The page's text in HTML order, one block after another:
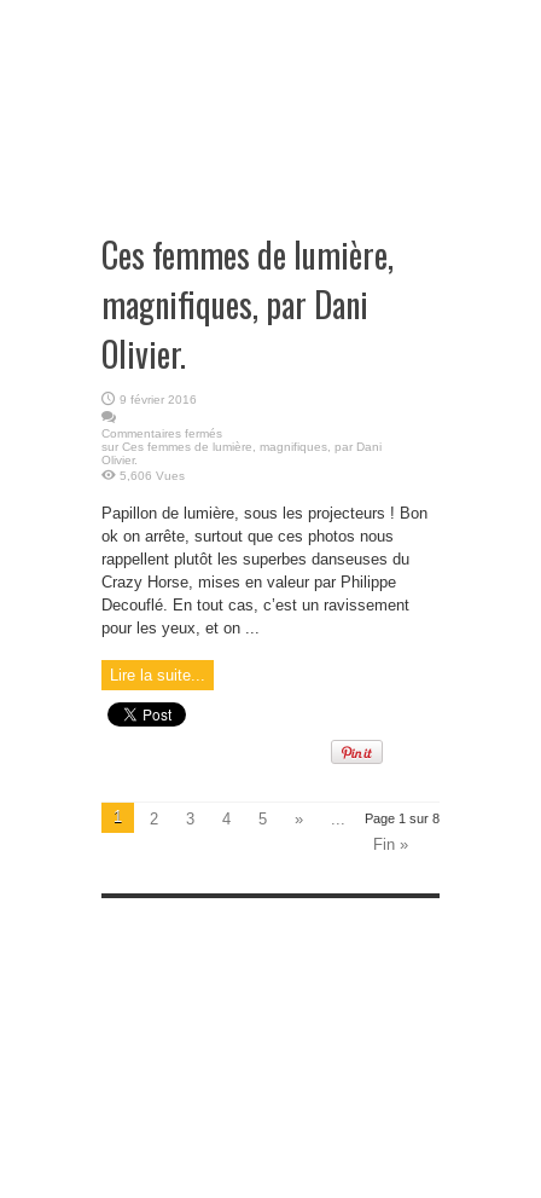
Ces femmes de lumière,
magnifiques, par Dani
Olivier.
9 février 2016
Commentaires fermés
sur Ces femmes de lumière, magnifiques, par Dani
Olivier.
5,606 Vues
Papillon de lumière, sous les projecteurs ! Bon
ok on arrête, surtout que ces photos nous
rappellent plutôt les superbes danseuses du
Crazy Horse, mises en valeur par Philippe
Decouflé. En tout cas, c’est un ravissement
pour les yeux, et on ...
Lire la suite...
Page 1 sur 8
1 2 3 4 5 »
...
Fin »